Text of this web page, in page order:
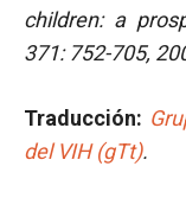
children: a
371: 752-705,
Traducción:
del VIH (gTt).